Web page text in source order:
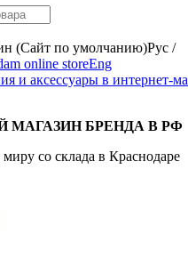
Рус /
Eng
БРЕНДА В РФ
со склада в Краснодаре